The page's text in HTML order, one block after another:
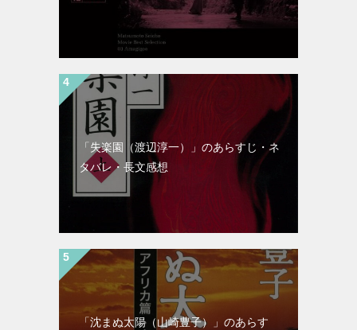
「失楽園（渡辺淳一）」のあらすじ・ネ
タバレ・長文感想
「沈まぬ太陽（山崎豊子）」のあらす